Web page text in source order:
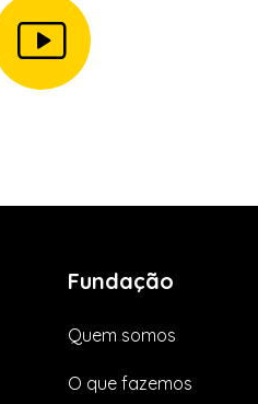
Fundação
Quem somos
O que fazemos